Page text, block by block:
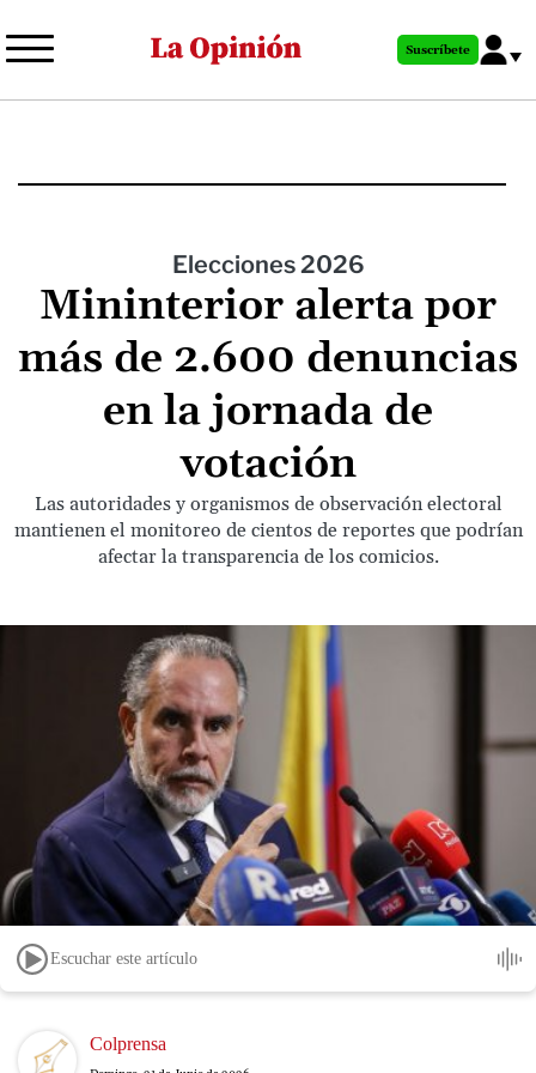
al
principal
Suscríbete
Elecciones 2026
Mininterior alerta por
más de 2.600 denuncias
en la jornada de
votación
Las autoridades y organismos de observación electoral
mantienen el monitoreo de cientos de reportes que podrían
afectar la transparencia de los comicios.
Escuchar este artículo
Image Colprensa